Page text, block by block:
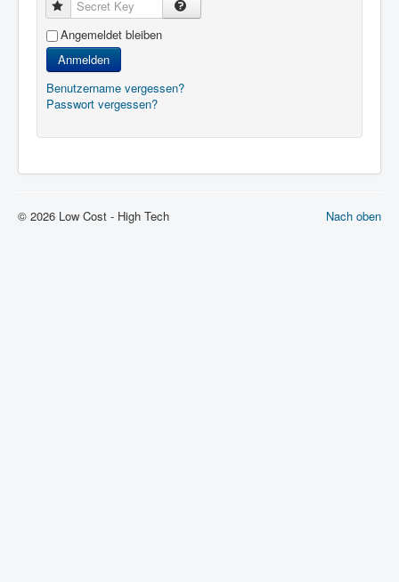
Secret Key
Angemeldet bleiben
Anmelden
Benutzername vergessen?
Passwort vergessen?
Nach oben
© 2026 Low Cost - High Tech